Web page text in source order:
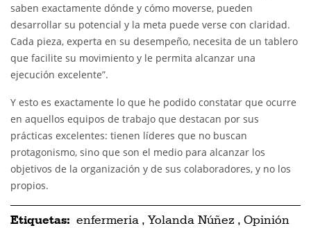
saben exactamente dónde y cómo moverse, pueden
desarrollar su potencial y la meta puede verse con claridad.
Cada pieza, experta en su desempeño, necesita de un tablero
que facilite su movimiento y le permita alcanzar una
ejecución excelente”.
Y esto es exactamente lo que he podido constatar que ocurre
en aquellos equipos de trabajo que destacan por sus
prácticas excelentes: tienen líderes que no buscan
protagonismo, sino que son el medio para alcanzar los
objetivos de la organización y de sus colaboradores, y no los
propios.
Etiquetas: enfermeria , Yolanda Núñez , Opinión